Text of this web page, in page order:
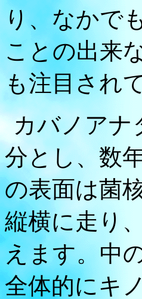
り、なかで
ことの出来
も注目され
カバノアナ
分とし、数
の表面は菌
縦横に走り
えます。中
全体的にキ